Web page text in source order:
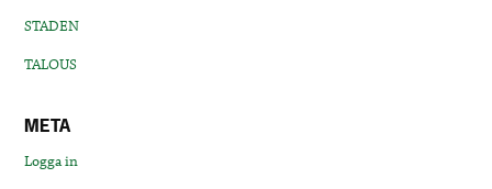
STADEN
TALOUS
META
Logga in